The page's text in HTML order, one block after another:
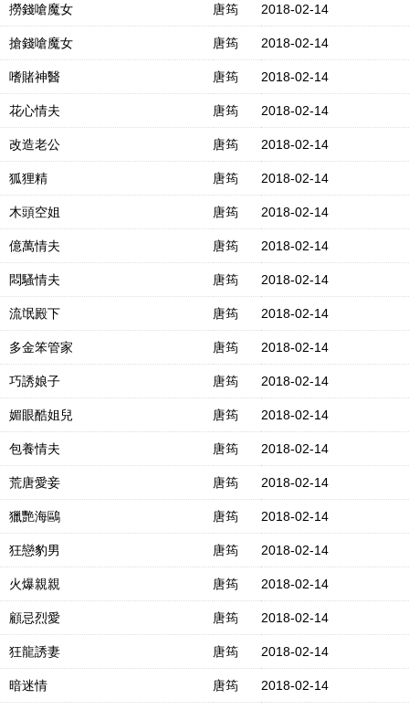
撈錢嗆魔女 唐筠 2018-02-14
搶錢嗆魔女 唐筠 2018-02-14
嗜賭神醫 唐筠 2018-02-14
花心情夫 唐筠 2018-02-14
改造老公 唐筠 2018-02-14
狐狸精 唐筠 2018-02-14
木頭空姐 唐筠 2018-02-14
億萬情夫 唐筠 2018-02-14
悶騷情夫 唐筠 2018-02-14
流氓殿下 唐筠 2018-02-14
多金笨管家 唐筠 2018-02-14
巧誘娘子 唐筠 2018-02-14
媚眼酷姐兒 唐筠 2018-02-14
包養情夫 唐筠 2018-02-14
荒唐愛妾 唐筠 2018-02-14
獵艷海鷗 唐筠 2018-02-14
狂戀豹男 唐筠 2018-02-14
火爆親親 唐筠 2018-02-14
顧忌烈愛 唐筠 2018-02-14
狂龍誘妻 唐筠 2018-02-14
暗迷情 唐筠 2018-02-14